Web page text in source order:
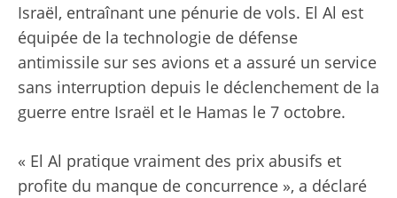
Israël, entraînant une pénurie de vols. El Al est
équipée de la technologie de défense
antimissile sur ses avions et a assuré un service
sans interruption depuis le déclenchement de la
guerre entre Israël et le Hamas le 7 octobre.
« El Al pratique vraiment des prix abusifs et
profite du manque de concurrence », a déclaré